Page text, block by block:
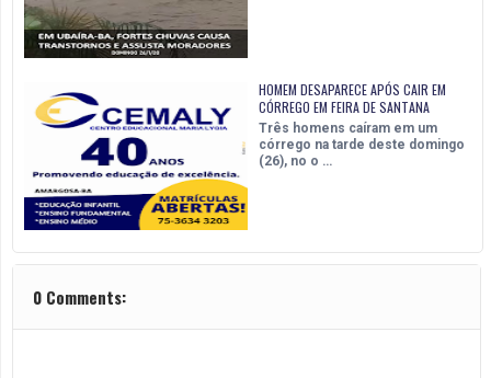
HOMEM DESAPARECE APÓS CAIR EM
CÓRREGO EM FEIRA DE SANTANA
Três homens caíram em um
córrego na tarde deste domingo
(26), no o …
0 Comments: